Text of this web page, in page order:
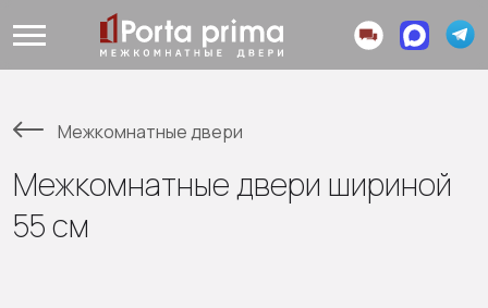
Межкомнатные двери
Межкомнатные двери шириной
55 см